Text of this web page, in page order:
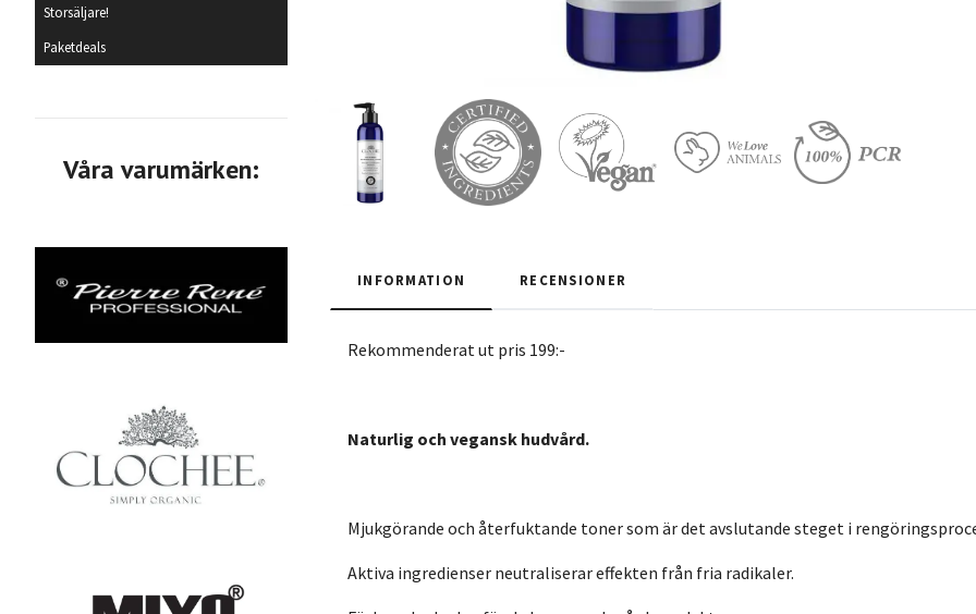
Storsäljare!
Paketdeals
Våra varumärken:
INFORMATION RECENSIONER
Rekommenderat ut pris 199:-
Naturlig och vegansk hudvård.
Mjukgörande och återfuktande toner som är det avslutande steget i
Aktiva ingredienser neutraliserar effekten från fria radikaler.